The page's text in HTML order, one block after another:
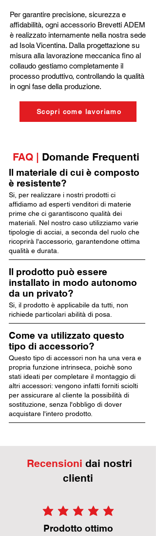
Per garantire precisione, sicurezza e
affidabilità, ogni accessorio Brevetti ADEM
è realizzato internamente nella nostra sede
ad Isola Vicentina. Dalla progettazione su
misura alla lavorazione meccanica fino al
collaudo gestiamo completamente il
processo produttivo, controllando la qualità
in ogni fase della produzione.
Scopri come lavoriamo
FAQ | Domande Frequenti
Il materiale di cui è composto
è resistente?
Si, per realizzare i nostri prodotti ci
affidiamo ad esperti venditori di materie
prime che ci garantiscono qualità dei
materiali. Nel nostro caso utilizziamo varie
tipologie di acciai, a seconda del ruolo che
ricoprirà l'accessorio, garantendone ottima
qualità e durata.
Il prodotto può essere
installato in modo autonomo
da un privato?
Si, il prodotto è applicabile da tutti, non
richiede particolari abilità di posa.
Come va utilizzato questo
tipo di accessorio?
Questo tipo di accessori non ha una vera e
propria funzione intrinseca, poichè sono
stati ideati per completare il montaggio di
altri accessori: vengono infatti forniti sciolti
per assicurare al cliente la possibilità di
sostituzione, senza l'obbligo di dover
acquistare l'intero prodotto.
Recensioni dai nostri
clienti
la valutazione media è 5 su
Prodotto ottimo